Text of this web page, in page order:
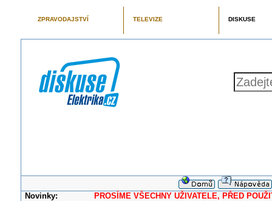
ZPRAVODAJSTVÍ TELEVIZE DISKUSE
Novinky: PROSÍME VŠECHNY UŽIVATELE, PŘED